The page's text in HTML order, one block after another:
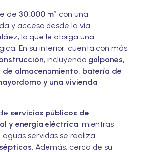
de 30.000 m² con una
y acceso desde la vía
lo que le otorga una
En su interior, cuenta con más
, incluyendo galpones,
de almacenamiento, batería de
y una vivienda
servicios públicos de
y energía eléctrica, mientras
servidas se realiza
. Además, cerca de su